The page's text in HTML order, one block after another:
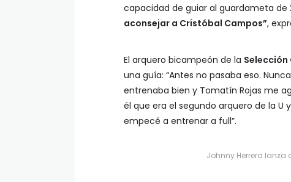
capacidad de guiar al guardameta de
aconsejar a Cristóbal Campos”,
El arquero bicampeón de la Selección
una guía: “Antes no pasaba eso.
entrenaba bien y Tomatín Rojas me
él que era el segundo arquero de la
empecé a entrenar a full”.
Johnny Herrera lanza